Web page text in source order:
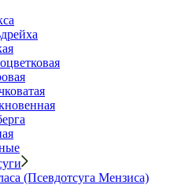
(Псевдотсуга Мензиса)